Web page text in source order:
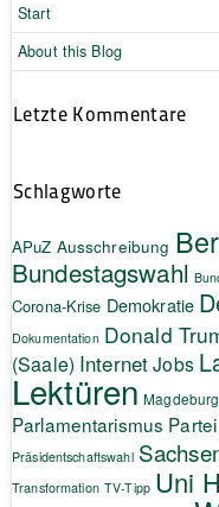
Start
About this Blog
Letzte Kommentare
Schlagworte
APuZ Ausschreibung
Bundestagswahl
Corona-Krise Demokratie
Dokumentation Donald
(Saale) InternetJobs
Lektüren Magdeburg
Parlamentarismus Partei
Präsidentschaftswahl
Transformation TV-Tipp Uni